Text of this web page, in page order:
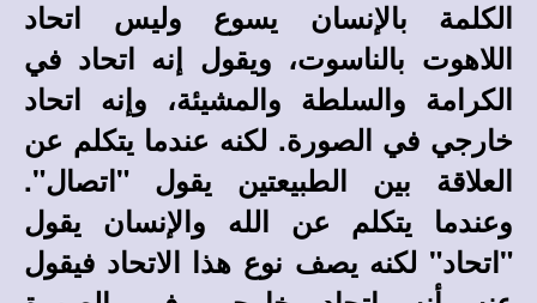
الكلمة بالإنسان يسوع وليس اتحاد
اللاهوت بالناسوت، ويقول إنه اتحاد في
الكرامة والسلطة والمشيئة، وإنه اتحاد
خارجي في الصورة. لكنه عندما يتكلم عن
العلاقة بين الطبيعتين يقول "اتصال".
وعندما يتكلم عن الله والإنسان يقول
"اتحاد" لكنه يصف نوع هذا الاتحاد فيقول